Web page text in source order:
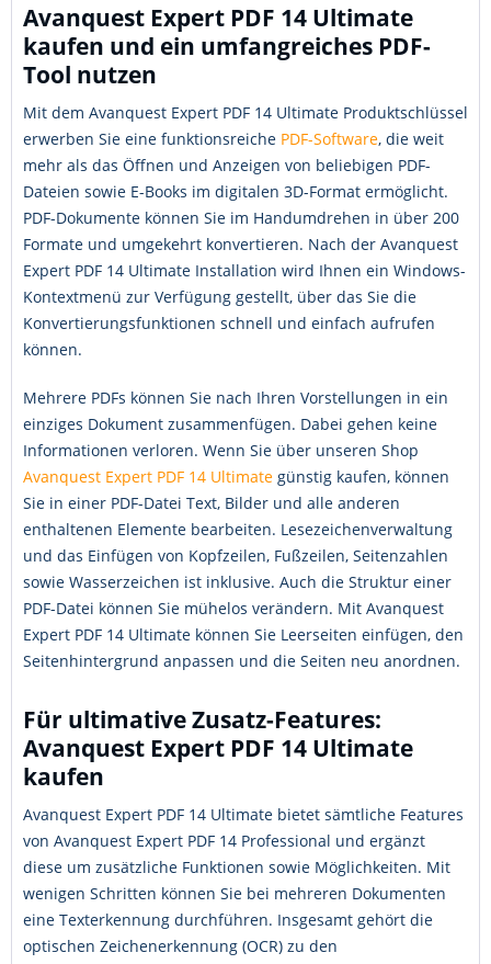
Avanquest Expert PDF 14 Ultimate
kaufen und ein umfangreiches PDF-
Tool nutzen
Mit dem Avanquest Expert PDF 14 Ultimate Produktschlüssel
erwerben Sie eine funktionsreiche PDF-Software, die weit
mehr als das Öffnen und Anzeigen von beliebigen PDF-
Dateien sowie E-Books im digitalen 3D-Format ermöglicht.
PDF-Dokumente können Sie im Handumdrehen in über 200
Formate und umgekehrt konvertieren. Nach der Avanquest
Expert PDF 14 Ultimate Installation wird Ihnen ein Windows-
Kontextmenü zur Verfügung gestellt, über das Sie die
Konvertierungsfunktionen schnell und einfach aufrufen
können.
Mehrere PDFs können Sie nach Ihren Vorstellungen in ein
einziges Dokument zusammenfügen. Dabei gehen keine
Informationen verloren. Wenn Sie über unseren Shop
Avanquest Expert PDF 14 Ultimate günstig kaufen, können
Sie in einer PDF-Datei Text, Bilder und alle anderen
enthaltenen Elemente bearbeiten. Lesezeichenverwaltung
und das Einfügen von Kopfzeilen, Fußzeilen, Seitenzahlen
sowie Wasserzeichen ist inklusive. Auch die Struktur einer
PDF-Datei können Sie mühelos verändern. Mit Avanquest
Expert PDF 14 Ultimate können Sie Leerseiten einfügen, den
Seitenhintergrund anpassen und die Seiten neu anordnen.
Für ultimative Zusatz-Features:
Avanquest Expert PDF 14 Ultimate
kaufen
Avanquest Expert PDF 14 Ultimate bietet sämtliche Features
von Avanquest Expert PDF 14 Professional und ergänzt
diese um zusätzliche Funktionen sowie Möglichkeiten. Mit
wenigen Schritten können Sie bei mehreren Dokumenten
eine Texterkennung durchführen. Insgesamt gehört die
optischen Zeichenerkennung (OCR) zu den